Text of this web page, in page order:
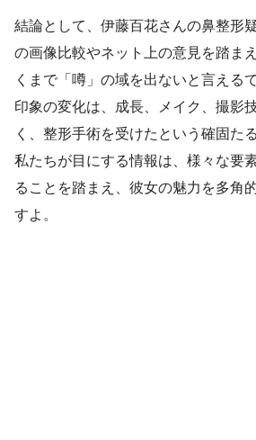
結論として、伊藤百花さんの鼻整形
の画像比較やネット上の意見を踏ま
くまで「噂」の域を出ないと言える
印象の変化は、成長、メイク、撮影
く、整形手術を受けたという確固た
私たちが目にする情報は、様々な要
ることを踏まえ、彼女の魅力を多角
すよ。